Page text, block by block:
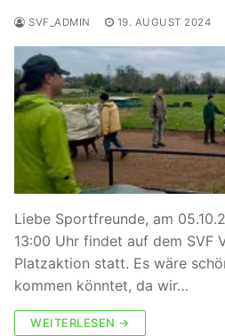
SVF_ADMIN 19. AUGUST 2024
Liebe Sportfreunde, am
13:00 Uhr findet auf dem SVF
Platzaktion statt. Es wäre
kommen könntet, da wir…
WEITERLESEN →